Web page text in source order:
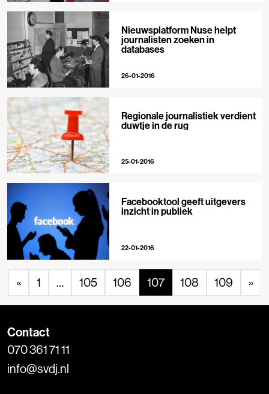
Nieuwsplatform Nuse helpt
journalisten zoeken in
databases
26-01-2016
Regionale journalistiek verdient
duwtje in de rug
25-01-2016
Facebooktool geeft uitgevers
inzicht in publiek
22-01-2016
« 1 … 105 106 107 108 109 »
Contact
070 361 71 11
info@svdj.nl